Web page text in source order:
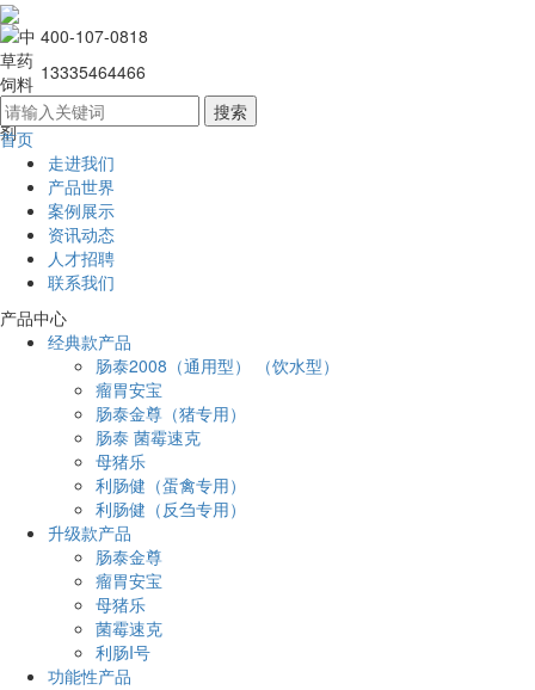
400-107-0818
13335464466
首页
走进我们
产品世界
案例展示
资讯动态
人才招聘
联系我们
产品中心
经典款产品
肠泰2008（通用型） （饮水型）
瘤胃安宝
肠泰金尊（猪专用）
肠泰 菌霉速克
母猪乐
利肠健（蛋禽专用）
利肠健（反刍专用）
升级款产品
肠泰金尊
瘤胃安宝
母猪乐
菌霉速克
利肠I号
功能性产品